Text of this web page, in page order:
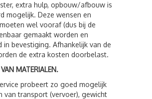
extra hulp, opbouw/afbouw is
mogelijk. Deze wensen en
wel vooraf (dus bij de
gemaakt worden en
in bevestiging. Afhankelijk van de
de extra kosten doorbelast.
MATERIALEN.
probeert zo goed mogelijk
van transport (vervoer), gewicht